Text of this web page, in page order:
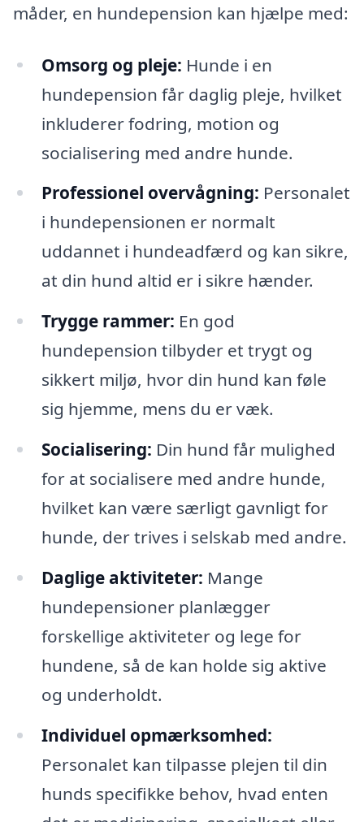
måder, en hundepension kan hjælpe med:
Omsorg og pleje: Hunde i en
hundepension får daglig pleje, hvilket
inkluderer fodring, motion og
socialisering med andre hunde.
Professionel overvågning: Personalet
i hundepensionen er normalt
uddannet i hundeadfærd og kan sikre,
at din hund altid er i sikre hænder.
Trygge rammer: En god
hundepension tilbyder et trygt og
sikkert miljø, hvor din hund kan føle
sig hjemme, mens du er væk.
Socialisering: Din hund får mulighed
for at socialisere med andre hunde,
hvilket kan være særligt gavnligt for
hunde, der trives i selskab med andre.
Daglige aktiviteter: Mange
hundepensioner planlægger
forskellige aktiviteter og lege for
hundene, så de kan holde sig aktive
og underholdt.
Individuel opmærksomhed:
Personalet kan tilpasse plejen til din
hunds specifikke behov, hvad enten